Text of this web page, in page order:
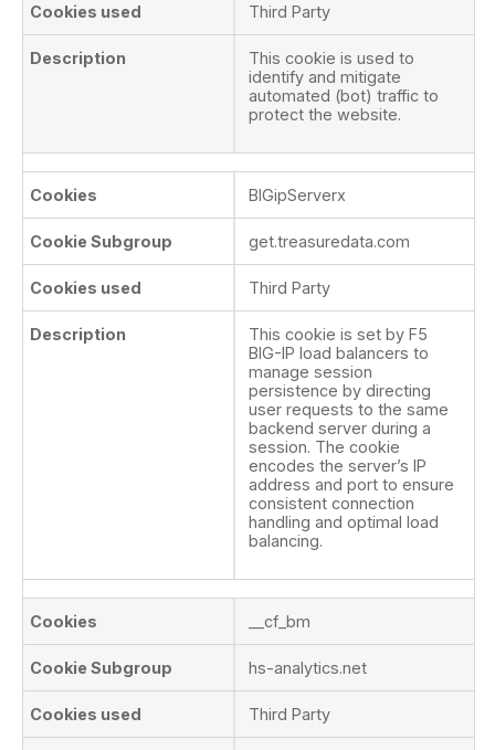
Third Party
This cookie is used to
identify and mitigate
automated (bot) traffic to
protect the website.
BIGipServerx
get.treasuredata.com
Third Party
This cookie is set by F5
BIG-IP load balancers to
manage session
persistence by directing
user requests to the same
backend server during a
session. The cookie
encodes the server’s IP
address and port to ensure
consistent connection
handling and optimal load
balancing.
__cf_bm
hs-analytics.net
Third Party